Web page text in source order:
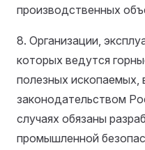
производственных
8. Организации,
которых ведутся
полезных ископаемых,
законодательством
случаях обязаны
промышленной